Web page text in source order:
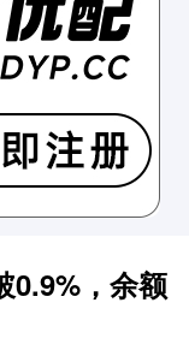
0.9%，余额